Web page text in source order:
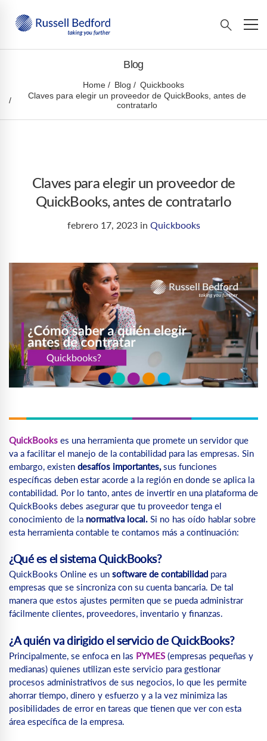
Blog
Home Blog
Quickbooks
Claves para elegir un proveedor de QuickBooks, antes de
contratarlo
Claves para elegir un proveedor de
QuickBooks, antes de contratarlo
febrero 17, 2023in Quickbooks
QuickBooks es una herramienta que promete un servidor que
va a facilitar el manejo de la contabilidad para las empresas. Sin
embargo, existen desafíos importantes, sus funciones
específicas deben estar acorde a la región en donde se aplica la
contabilidad. Por lo tanto, antes de invertir en una plataforma de
QuickBooks debes asegurar que tu proveedor tenga el
conocimiento de la normativa local. Si no has oído hablar sobre
esta herramienta contable te contamos más a continuación:
¿Qué es el sistema QuickBooks?
QuickBooks Online es un software de contabilidad para
empresas que se sincroniza con su cuenta bancaria. De tal
manera que estos ajustes permiten que se pueda administrar
fácilmente clientes, proveedores, inventario y finanzas.
¿A quién va dirigido el servicio de QuickBooks?
Principalmente, se enfoca en las PYMES (empresas pequeñas y
medianas) quienes utilizan este servicio para gestionar
procesos administrativos de sus negocios, lo que les permite
ahorrar tiempo, dinero y esfuerzo y a la vez minimiza las
posibilidades de error en tareas que tienen que ver con esta
área específica de la empresa.